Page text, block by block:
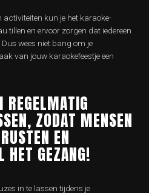
activiteiten kun je het karaoke-
tillen en ervoor zorgen dat iedereen
wees niet bang om je
van jouw karaokefeestje een
REGELMATIG
ZODAT MENSEN
EN
HET GEZANG!
in te lassen tijdens je